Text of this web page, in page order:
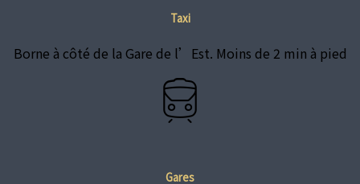
Taxi
Borne à côté de la Gare de l’Est. Moins de 2 min à pied
Gares